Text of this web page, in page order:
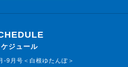
ジュール
-9月号＜白根ゆたんぽ＞